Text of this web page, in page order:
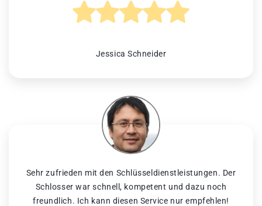
Jessica Schneider
Sehr zufrieden mit den Schlüsseldienstleistungen. Der
Schlosser war schnell, kompetent und dazu noch
freundlich. Ich kann diesen Service nur empfehlen!